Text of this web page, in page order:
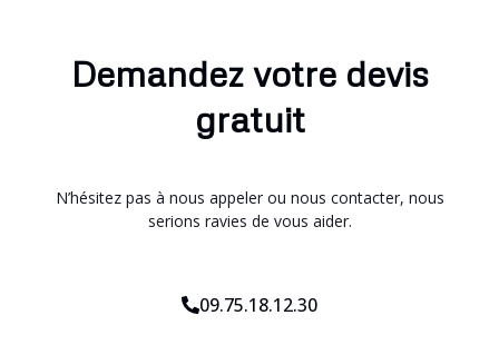
Demandez votre devis
gratuit
N’hésitez pas à nous appeler ou nous contacter, nous
serions ravies de vous aider.
09.75.18.12.30